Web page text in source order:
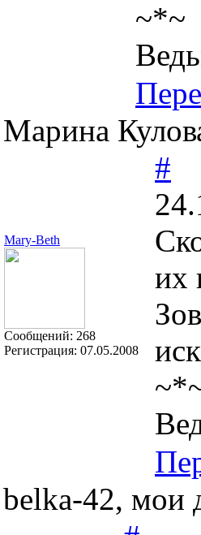
~*~
Марина
Mary-Beth
Cообщений: 268
Регистрация: 07.05.2008
#
их
belka-42, мои